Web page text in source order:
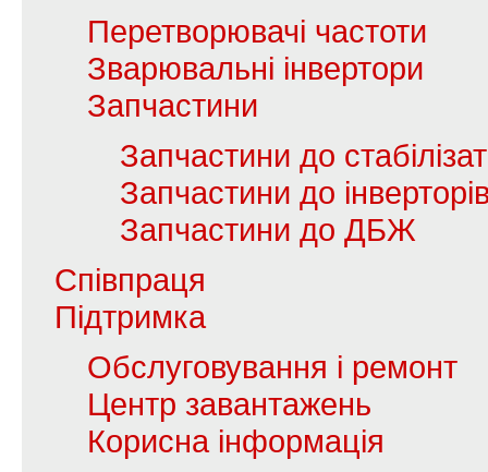
Перетворювачі частоти
Зварювальні інвертори
Запчастини
Запчастини до
Запчастини до
Запчастини до ДБЖ
Співпраця
Підтримка
Обслуговування і ремонт
Центр завантажень
Корисна інформація